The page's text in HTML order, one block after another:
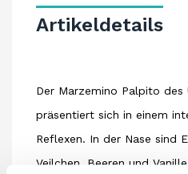
Artikeldetails
Der Marzemino Palpito des
präsentiert sich in einem
Reflexen. In der Nase sind
Veilchen, Beeren und